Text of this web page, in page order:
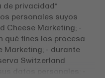
de privacidad*
personales suyos
Cheese Marketing; -
qué fines los procesa
Marketing; - durante
Switzerland
datos personales; -